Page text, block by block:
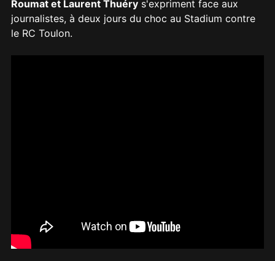
Roumat et Laurent Thuérys'expriment face aux
journalistes, à deux jours du choc au Stadium contre
le RC Toulon.